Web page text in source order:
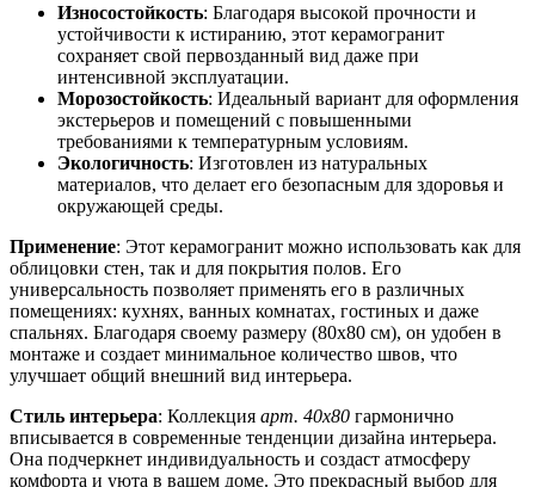
Износостойкость: Благодаря высокой прочности и
устойчивости к истиранию, этот керамогранит
сохраняет свой первозданный вид даже при
интенсивной эксплуатации.
Морозостойкость: Идеальный вариант для оформления
экстерьеров и помещений с повышенными
требованиями к температурным условиям.
Экологичность: Изготовлен из натуральных
материалов, что делает его безопасным для здоровья и
окружающей среды.
Применение: Этот керамогранит можно использовать как для
облицовки стен, так и для покрытия полов. Его
универсальность позволяет применять его в различных
помещениях: кухнях, ванных комнатах, гостиных и даже
спальнях. Благодаря своему размеру (80x80 см), он удобен в
монтаже и создает минимальное количество швов, что
улучшает общий внешний вид интерьера.
Стиль интерьера: Коллекция арт. 40х80 гармонично
вписывается в современные тенденции дизайна интерьера.
Она подчеркнет индивидуальность и создаст атмосферу
комфорта и уюта в вашем доме. Это прекрасный выбор для